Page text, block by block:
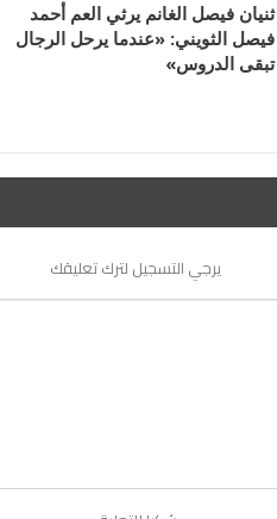
ثنيان فيصل الغانم يرثي العم أحمد
فيصل الثويني: «عندما يرحل الرجال
تبقى الدروس»
يرجي التسجيل لترك تعليقك